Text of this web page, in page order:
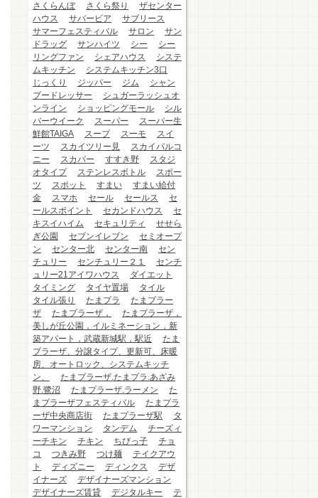
さくらんぼ
さくら祭り
ザセンター
ハウス
サバービア
サブリース
サマーフェスティバル
サロン
サン
ドラッグ
サンハイツ シー
シー
リングファン
シェアハウス
システ
ムキッチン
システムキッチン3口
じっくり
ジッパー ジム
シャン
プードレッサー
シュガーラッシュオ
ンライン
ショッピングモール
シル
バーウイーク
スーパー
スーパー生
鮮館TAIGA
スープ スーモ
スイ
ーツ
スカイツリー見
スカイバルコ
ニー
スカパー すすき野
スタジ
オタイプ
ステンレスボトル
スポー
ツ
スポット すまい
すまい給付
金
スマホ セール セールス
セ
ールスポイント
セカンドハウス
セ
キスイハイム
セキュリティ
せせら
ぎ公園
セブンイレブン
セミオープ
ン
センター北 センター南
セン
チュリー
センチュリー２１
センチ
ュリー21アイワハウス
ダイエット
タイミング
タイヤ置場
タイル
タイル張り
たまプラ
たまプラー
ザ
たまプラーザ，
たまプラーザ，
美しが丘公園，イルミネーション，新
築アパート，武蔵新城駅，駅近
たま
プラーザ、分譲タイプ、更新可、床暖
房、オートロック、システムキッチ
ン、
たまプラーザ.たまプラ.あざみ
野.鷺沼
たまプラーザ.ラーメン
た
まプラーザフェスティバル
たまプラ
ーザ中央商店街
たまプラーザ駅
タ
ワーマンション
タンデム
チーズィ
ーチキン
チキン ちびっ子
チョ
コ
つきみ野 つけ麺
テイクアウ
ト
ディズニー ディンクス
デザ
イナーズ
デザイナーズマンション
デザイナーズ賃貸
デジタルキー
テ